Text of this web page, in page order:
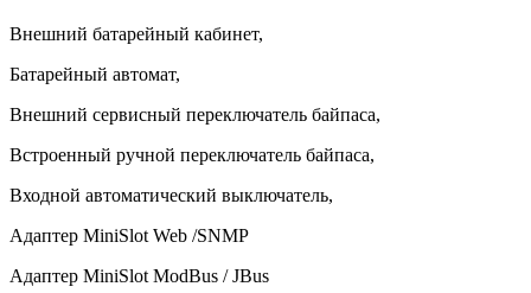
Внешний батарейный кабинет,
Батарейный автомат,
Внешний сервисный переключатель байпаса,
Встроенный ручной переключатель байпаса,
Входной автоматический выключатель,
Адаптер MiniSlot Web /SNMP
Адаптер MiniSlot ModBus / JBus